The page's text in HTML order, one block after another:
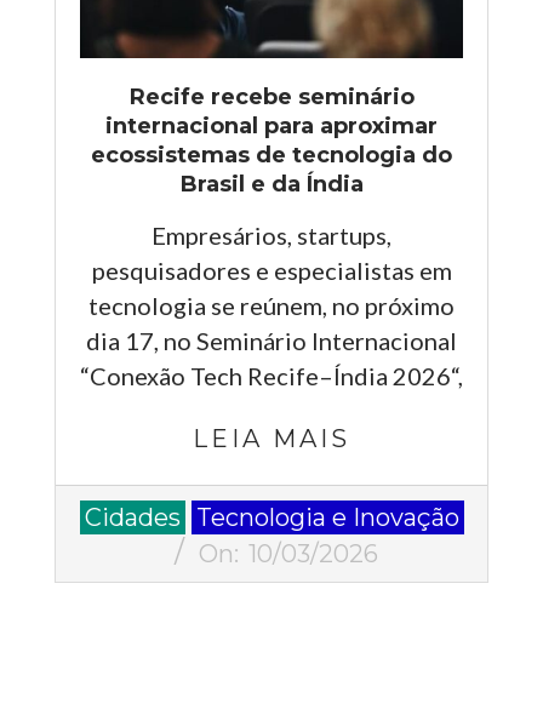
Recife recebe seminário
internacional para aproximar
ecossistemas de tecnologia do
Brasil e da Índia
Empresários, startups,
pesquisadores e especialistas em
tecnologia se reúnem, no próximo
dia 17, no Seminário Internacional
“Conexão Tech Recife–Índia 2026“,
LEIA MAIS
2026-
03-
Cidades
Tecnologia e Inovação
On: 10/03/2026